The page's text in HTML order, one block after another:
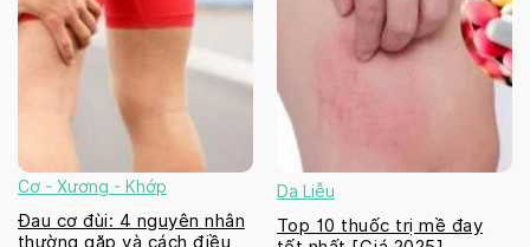
Cơ - Xương - Khớp
Đau cơ đùi: 4 nguyên nhân
thường gặp và cách điều
Da Liễu
Top 10 thuốc trị mề đay